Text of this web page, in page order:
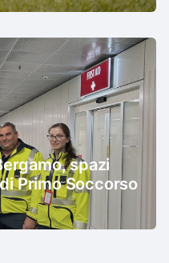
spazi
Primo Soccorso